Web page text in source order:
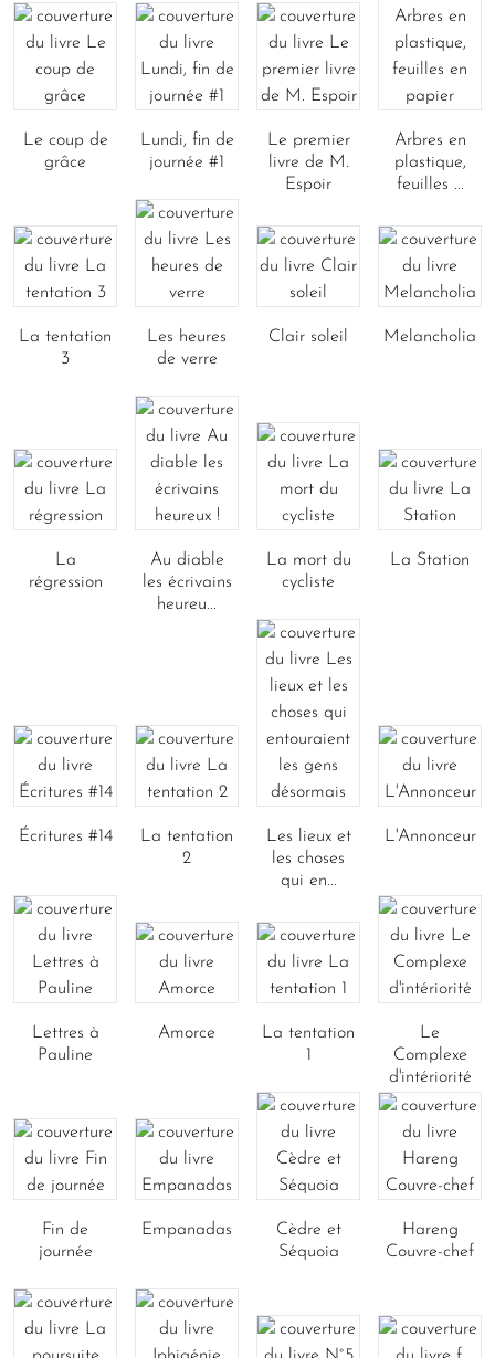
Le coup de
grâce
Lundi, fin de
journée #1
Le premier
livre de M.
Espoir
Arbres en
plastique,
feuilles ...
La tentation
3
Les heures
de verre
Clair soleil Melancholia
La
régression
Au diable
les écrivains
heureu...
La mort du
cycliste
La Station
Écritures #14
La tentation
2
Les lieux et
les choses
qui en...
L'Annonceur
Lettres à
Pauline
Amorce
La tentation
1
Le
Complexe
d'intériorité
Fin de
journée
Empanadas
Cèdre et
Séquoia
Hareng
Couvre-chef